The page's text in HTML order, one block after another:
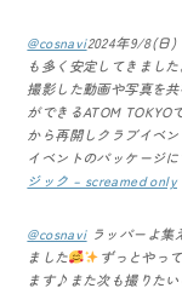
@cosnavi2024年9/8(日)
も多く安定してきまし
撮影した動画や写真を
ができるATOM TOKYO
から再開しクラブイベ
イベントのパッケージ
ジック – screamed only
@cosnaviラッパーよ集
ました
ずっとやっ
ます♪また次も撮りたい